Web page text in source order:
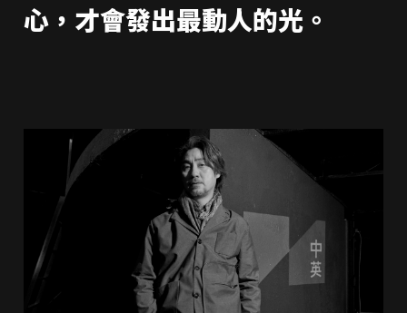
心，才會發出最動人的光。